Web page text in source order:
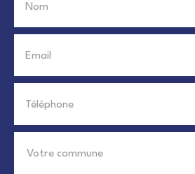
Nom
Email
Téléphone
Votre commune